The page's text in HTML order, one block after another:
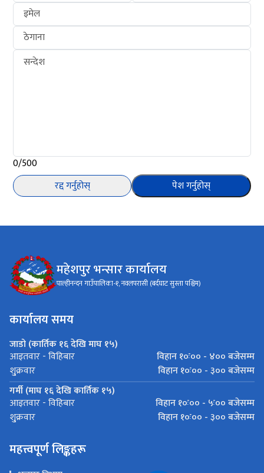
इमेल
ठेगाना
सन्देश
0/500
रद्द गर्नुहोस्
पेश गर्नुहोस्
महेशपुर भन्सार कार्यालय
पाल्हीनन्दन गाउँपालिका-१, नवलपरासी (बर्दघाट सुस्ता पश्चिम)
कार्यालय समय
जाडो (कार्तिक १६ देखि माघ १५)
आइतवार - विहिबार
विहान १०ः०० - ४०० बजेसम्म
शु्क्रवार
विहान १०ः०० - ३०० बजेसम्म
गर्मी (माघ १६ देखि कार्तिक १५)
आइतवार - विहिबार
विहान १०ः०० - ५ः०० बजेसम्म
शु्क्रवार
विहान १०ः०० - ३०० बजेसम्म
महत्त्वपूर्ण लिङ्कहरू